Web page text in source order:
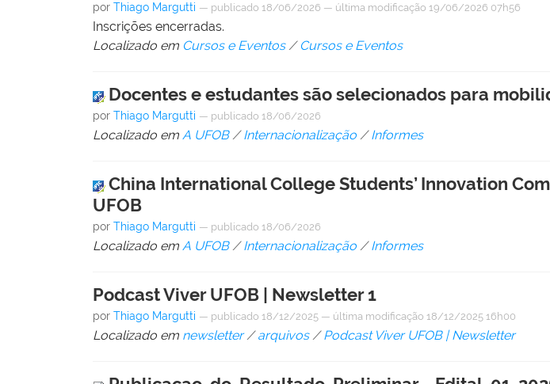
porThiago Margutti — publicado 18/06/2026 — última modificação 19/06/2026 07h56
Inscrições encerradas.
Localizado em Cursos e Eventos / Cursos e Eventos
Docentes e estudantes são selecionados para
porThiago Margutti — publicado 18/06/2026
Localizado em A UFOB /Internacionalização /Informes
China International College Students’ Innovation
UFOB
porThiago Margutti — publicado 18/06/2026
Localizado em A UFOB /Internacionalização /Informes
Podcast Viver UFOB | Newsletter 1
porThiago Margutti — publicado 18/12/2025 — última modificação 18/12/2025 16h00
Localizado em newsletter /arquivos /Podcast Viver UFOB | Newsletter